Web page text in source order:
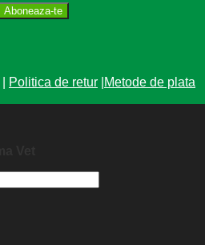
Aboneaza-te
Politica de retur Metode de plata